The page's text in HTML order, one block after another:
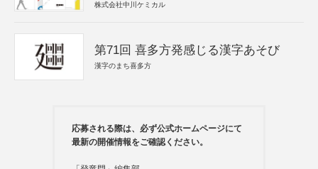
株式会社中川ケミカル
第71回 喜多方発感じる漢字あそび
漢字のまち喜多方
応募される際は、必ず公式ホームページにて
最新の開催情報をご確認ください。